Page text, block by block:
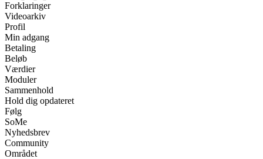
Forklaringer
Videoarkiv
Profil
Min adgang
Betaling
Beløb
Værdier
Moduler
Sammenhold
Hold dig opdateret
Følg
SoMe
Nyhedsbrev
Community
Området